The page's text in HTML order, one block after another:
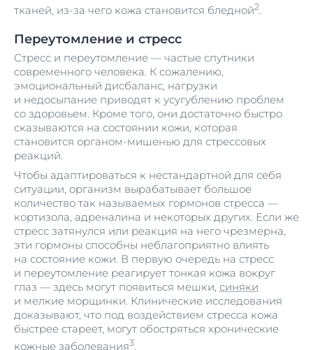
тканей, из-за чего кожа становится бледной2.
Переутомление и стресс
Стресс и переутомление — частые спутники
современного человека. К сожалению,
эмоциональный дисбаланс, нагрузки
и недосыпание приводят к усугублению проблем
со здоровьем. Кроме того, они достаточно быстро
сказываются на состоянии кожи, которая
становится органом-мишенью для стрессовых
реакций.
Чтобы адаптироваться к нестандартной для себя
ситуации, организм вырабатывает большое
количество так называемых гормонов стресса —
кортизола, адреналина и некоторых других. Если же
стресс затянулся или реакция на него чрезмерна,
эти гормоны способны неблагоприятно влиять
на состояние кожи. В первую очередь на стресс
и переутомление реагирует тонкая кожа вокруг
глаз — здесь могут появиться мешки, синяки
и мелкие морщинки. Клинические исследования
доказывают, что под воздействием стресса кожа
быстрее стареет, могут обостряться хронические
кожные заболевания3.